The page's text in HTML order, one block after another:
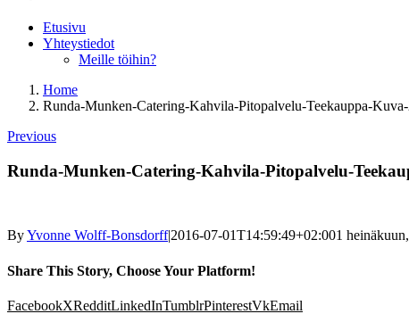
Etusivu
Yhteystiedot
Meille töihin?
Home
Runda-Munken-Catering-Kahvila-Pitopalvelu-Teekauppa-
Previous
Runda-Munken-Catering-Kahvila-Pitopalvelu-
ByYvonne Wolff-Bonsdorff|2016-07-01T14:59:49+02:001
Share This Story, Choose Your Platform!
FacebookXRedditLinkedInTumblrPinterestVkEmail